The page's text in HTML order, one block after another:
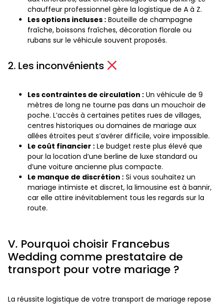
chauffeur professionnel gère la logistique de A à Z.
Les options incluses : Bouteille de champagne
fraîche, boissons fraîches, décoration florale ou
rubans sur le véhicule souvent proposés.
2. Les inconvénients
Les contraintes de circulation : Un véhicule de 9
mètres de long ne tourne pas dans un mouchoir de
poche. L’accès à certaines petites rues de villages,
centres historiques ou domaines de mariage aux
allées étroites peut s’avérer difficile, voire impossible.
Le coût financier : Le budget reste plus élevé que
pour la location d’une berline de luxe standard ou
d’une voiture ancienne plus compacte.
Le manque de discrétion : Si vous souhaitez un
mariage intimiste et discret, la limousine est à bannir,
car elle attire inévitablement tous les regards sur la
route.
V. Pourquoi choisir Francebus
Wedding comme prestataire de
transport pour votre mariage ?
La réussite logistique de votre transport de mariage repose